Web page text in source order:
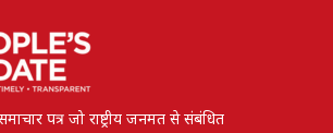
पत्र जो राष्ट्रीय जनमत से संबंधित